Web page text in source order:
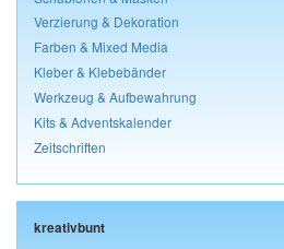
Verzierung & Dekoration
Farben & Mixed Media
Kleber & Klebebänder
Werkzeug & Aufbewahrung
Kits & Adventskalender
Zeitschriften
kreativbunt